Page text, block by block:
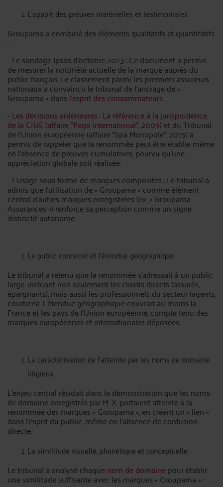
L’apport des preuves matérielles et testimoniales
Groupama a combiné des éléments qualitatifs et quantitatifs
:
- Le sondage Ipsos d’octobre 2023 : Ce document a permis
de mesurer la notoriété actuelle de la marque auprès du
public français. Le classement parmi les premiers assureurs
nationaux a convaincu le tribunal de l’ancrage de «
Groupama » dans l’esprit des consommateurs.
- Les décisions antérieures : La référence à la jurisprudence
de la CJUE (affaire *Pago International*, 2009) et du Tribunal
de l’Union européenne (affaire *Spa Monopole*, 2015) a
permis de rappeler que la renommée peut être établie même
en l’absence de preuves cumulatives, pourvu qu’une
appréciation globale soit réalisée.
- L’usage sous forme de marques composites : Le tribunal a
admis que l’utilisation de « Groupama » comme élément
central d’autres marques enregistrées (ex. « Groupama
Assurances ») renforce sa perception comme un signe
distinctif autonome.
Le public concerné et l’étendue géographique
Le tribunal a retenu que la renommée s’adressait à un public
large, incluant non seulement les clients directs (assurés,
épargnants), mais aussi les professionnels du secteur (agents,
courtiers). L’étendue géographique couvrait au moins la
France et les pays de l’Union européenne, compte tenu des
marques européennes et internationales déposées.
La caractérisation de l’atteinte par les noms de domaine
litigieux
L’enjeu central résidait dans la démonstration que les noms
de domaine enregistrés par M. X. portaient atteinte à la
renommée des marques « Groupama », en créant un « lien »
dans l’esprit du public, même en l’absence de confusion
directe.
La similitude visuelle, phonétique et conceptuelle
Le tribunal a analysé chaquenom de domainepour établir
une similitude suffisante avec les marques « Groupama » :